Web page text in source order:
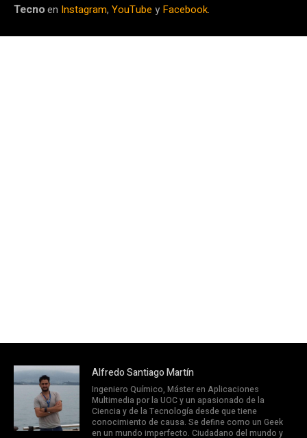
Tecnoen Instagram, YouTube y Facebook.
Alfredo Santiago Martín
Ingeniero Químico, Máster en Aplicaciones
Multimedia por la UOC y un apasionado de la
Ciencia y de la Tecnología desde que tiene
conocimiento de causa. Se define como un Geek
en un mundo imperfecto. Ciudadano del mundo y